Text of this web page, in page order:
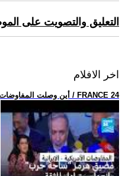
التعليق والتصويت على
اخر الافلام
.. أين وصلت المفاوضات حول مضيق هرمز؟ • فرانس 24 / FRANCE 24